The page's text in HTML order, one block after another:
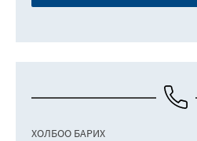
ХОЛБОО БАРИХ